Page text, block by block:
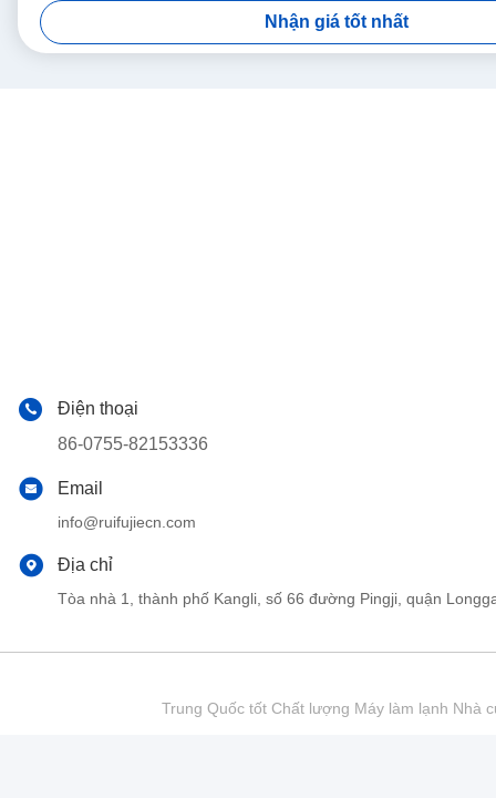
Nhận giá tốt nhất
Điện thoại
86-0755-82153336
Email
info@ruifujiecn.com
Địa chỉ
Tòa nhà 1, thành phố Kangli, số 66 đường Pingji, quận
Trung Quốc tốt Chất lượng Máy làm lạnh Nhà